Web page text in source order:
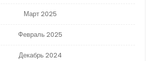
Март 2025
Февраль 2025
Декабрь 2024